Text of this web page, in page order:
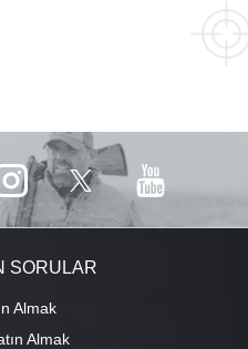
SORULAR
Almak
Almak